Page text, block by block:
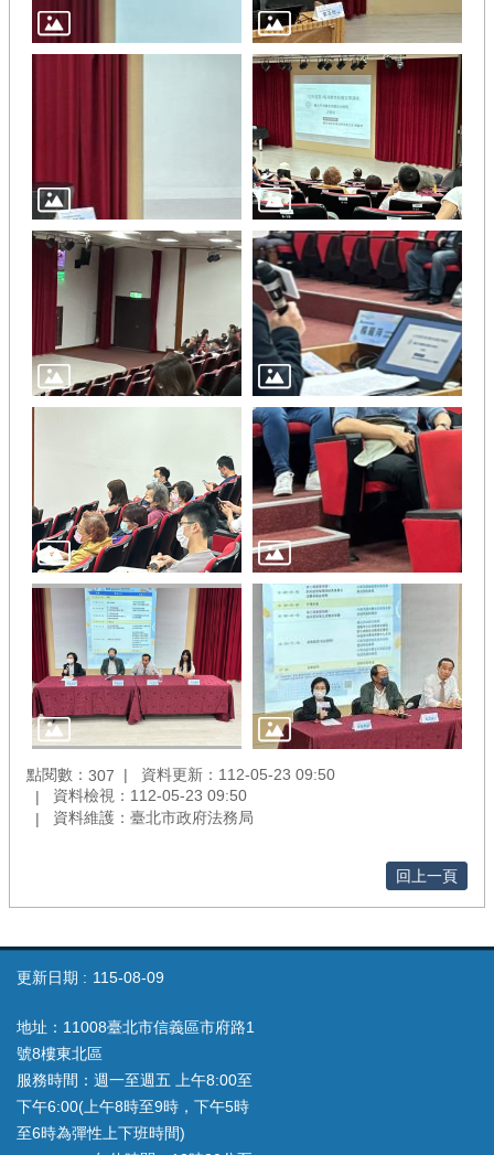
點閱數： 307
資料更新：112-05-23 09:50
資料檢視：112-05-23 09:50
資料維護：臺北市政府法務局
回上一頁
更新日期 115-08-09
地址：11008臺北市信義區市府路1
號8樓東北區
服務時間：週一至週五 上午8:00至
下午6:00(上午8時至9時，下午5時
至6時為彈性上下班時間)